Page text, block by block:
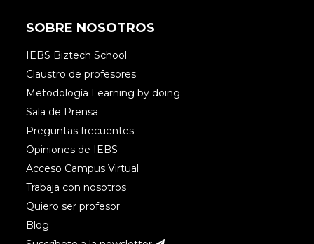
SOBRE NOSOTROS
IEBS Biztech School
Claustro de profesores
Metodología Learning by doing
Sala de Prensa
Preguntas frecuentes
Opiniones de IEBS
Acceso Campus Virtual
Trabaja con nosotros
Quiero ser profesor
Blog